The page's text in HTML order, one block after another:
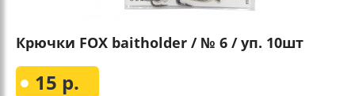
Крючки FOX baitholder / № 6 / уп. 10шт
15 р.